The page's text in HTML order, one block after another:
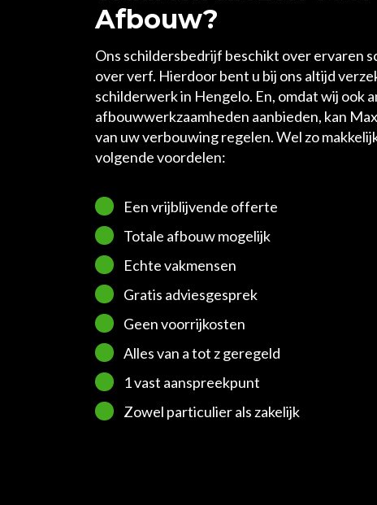
Afbouw?
Ons schildersbedrijf beschikt over ervaren
over verf. Hierdoor bent u bij ons altijd
schilderwerk in Hengelo. En, omdat wij ook
afbouwwerkzaamheden aanbieden, kan
van uw verbouwing regelen. Wel zo
volgende voordelen:
Een vrijblijvende offerte
Totale afbouw mogelijk
Echte vakmensen
Gratis adviesgesprek
Geen voorrijkosten
Alles van a tot z geregeld
1 vast aanspreekpunt
Zowel particulier als zakelijk